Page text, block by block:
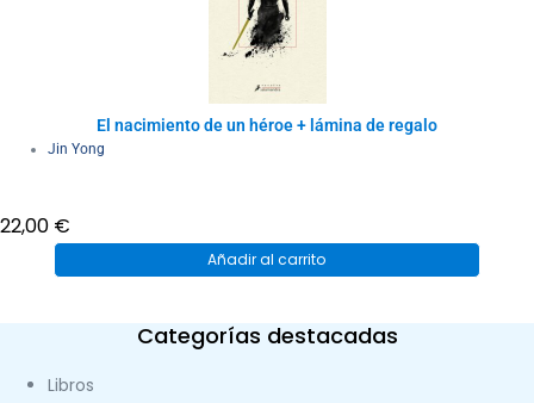
El nacimiento de un héroe + lámina de regalo
Jin Yong
22,00 €
Añadir al carrito
Categorías destacadas
Libros